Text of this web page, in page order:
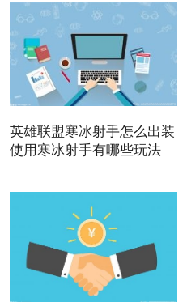
英雄联盟寒冰射手怎么出装
使用寒冰射手有哪些玩法